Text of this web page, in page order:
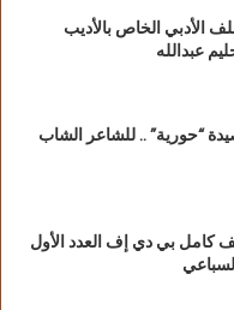
الأدبي الخاص بالأديب
عبدالله
“حورية” .. للشاعر الشاب
كامل بي دي إف العدد الأول